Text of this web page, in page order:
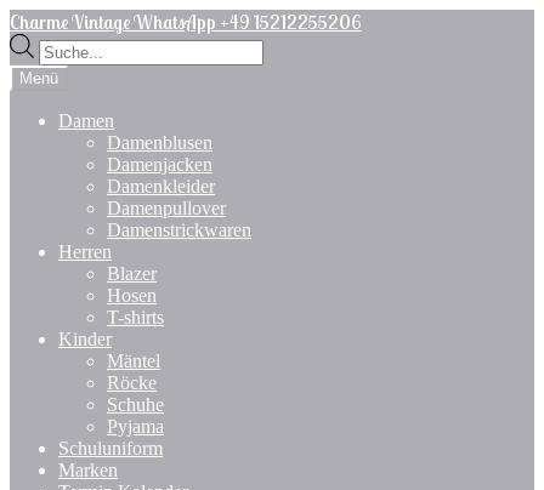
Zur
Navigation
springen
Zum
Inhalt
springen
Charme Vintage WhatsApp +49 15212255206
Products
search
Menü
Damen
Damenblusen
Damenjacken
Damenkleider
Damenpullover
Damenstrickwaren
Herren
Blazer
Hosen
T-shirts
Kinder
Mäntel
Röcke
Schuhe
Pyjama
Schuluniform
Marken